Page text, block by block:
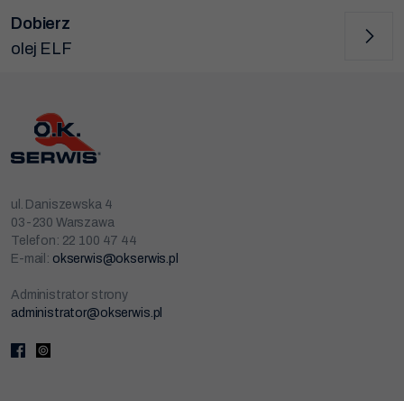
Dobierz
olej ELF
ul. Daniszewska 4
03-230 Warszawa
Telefon: 22 100 47 44
E-mail: okserwis@okserwis.pl
Administrator strony
administrator@okserwis.pl